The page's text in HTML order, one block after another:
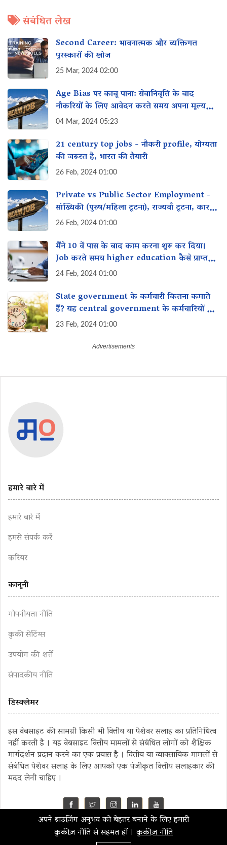
संबंधित लेख
Second Career: भावनात्मक और व्यक्तिगत
पुरस्कारों की खोज
25 Mar, 2024 02:00
Age Bias पर काबू पाना: सेवानिवृत्ति के बाद
नौकरियों के लिए आवेदन करते समय अपना मूल्य
कैसे प्रदर्शित करें
04 Mar, 2024 05:23
21 century top jobs - नौकरी profile, योग्यता
की जरूरत है, भारत की तैयारी
26 Feb, 2024 01:00
Private vs Public Sector Employment -
सांख्यिकी (पुरुष/महिला टूटना), राज्यवाँ टूटना, कारण,
समाधान
26 Feb, 2024 01:00
मैंने 10 वें पास के बाद काम करना शुरू कर दिया।
Job करते समय higher education कैसे प्राप्त
कर सकती है?
24 Feb, 2024 01:00
State government के कर्मचारी कितना कमाते
हैं? यह central government के कर्मचारियों से
कैसे तुलना करता है?
23 Feb, 2024 01:00
हमारे बारे में
हमारे बारे में
हमसे संपर्क करें
करियर
कानूनी
गोपनीयता नीति
कुकी सेटिंग्स
उपयोग की शर्तें
संपादकीय नीति
डिस्क्लेमर
इस वेबसाइट की सामग्री किसी भी वित्तीय या पेशेवर सलाह का प्रतिनिधित्व
नहीं करती है । यह वेबसाइट वित्तीय मामलों से संबंधित लोगों को शैक्षिक
मार्गदर्शन प्रदान करने का एक प्रयास है । वित्तीय या व्यावसायिक मामलों से
संबंधित पेशेवर सलाह के लिए आपको एक पंजीकृत वित्तीय सलाहकार की
मदद लेनी चाहिए ।
©2023 MahaMoney
अपने ब्राउज़िंग अनुभव को बेहतर बनाने के लिए हमारी
कुकीज़ नीति से सहमत हों । कुकीज़ नीति